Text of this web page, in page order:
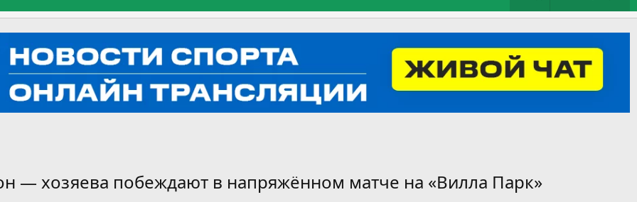
— хозяева побеждают в напряжённом матче на «Вилла Парк»